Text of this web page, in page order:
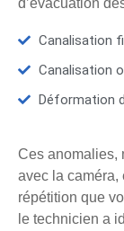
Canalisation
Canalisation
Déformation
Ces anomalies,
avec la caméra,
répétition que
le technicien a